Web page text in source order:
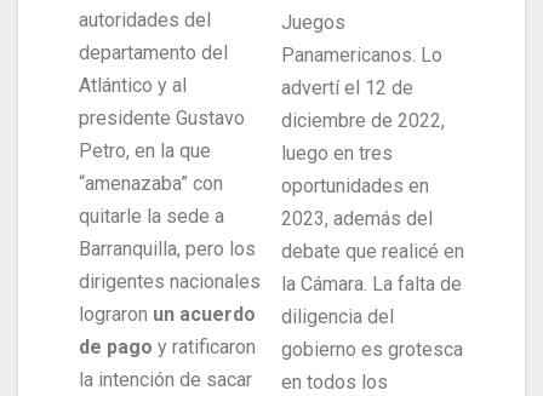
autoridades del
departamento del
Atlántico y al
presidente Gustavo
Petro, en la que
“amenazaba” con
quitarle la sede a
Barranquilla, pero los
dirigentes nacionales
lograron un acuerdo
de pago y ratificaron
la intención de sacar
Juegos
Panamericanos. Lo
advertí el 12 de
diciembre de 2022,
luego en tres
oportunidades en
2023, además del
debate que realicé en
la Cámara. La falta de
diligencia del
gobierno es grotesca
en todos los